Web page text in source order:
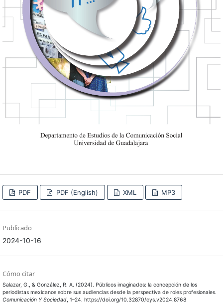
PDF PDF (English) XML MP3
Publicado
2024-10-16
Cómo citar
Salazar, G., & González, R. A. (2024). Públicos imaginados: la concepción de los
periodistas mexicanos sobre sus audiencias desde la perspectiva de roles profesionales.
Comunicación Y Sociedad, 1–24. https://doi.org/10.32870/cys.v2024.8768